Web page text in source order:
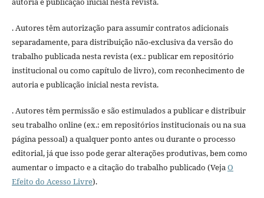
. Autores têm autorização para assumir contratos adicionais
separadamente, para distribuição não-exclusiva da versão do
trabalho publicada nesta revista (ex.: publicar em repositório
institucional ou como capítulo de livro), com reconhecimento de
autoria e publicação inicial nesta revista.
. Autores têm permissão e são estimulados a publicar e distribuir
seu trabalho online (ex.: em repositórios institucionais ou na sua
página pessoal) a qualquer ponto antes ou durante o processo
editorial, já que isso pode gerar alterações produtivas, bem como
aumentar o impacto e a citação do trabalho publicado (VejaO
Efeito do Acesso Livre).